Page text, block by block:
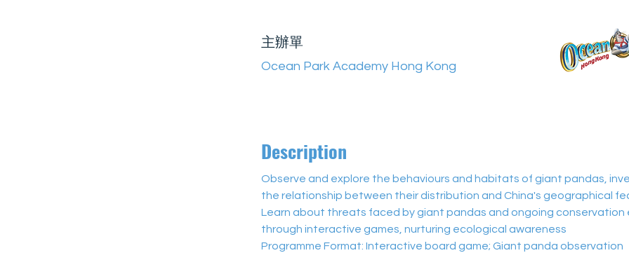
主辦單
Ocean Park Academy Hong Kong
Description
Observe and explore the behaviours and habitats of giant pandas,
the relationship between their distribution and China's geographical
Learn about threats faced by giant pandas and ongoing
through interactive games, nurturing ecological awareness
Programme Format: Interactive board game; Giant panda observation